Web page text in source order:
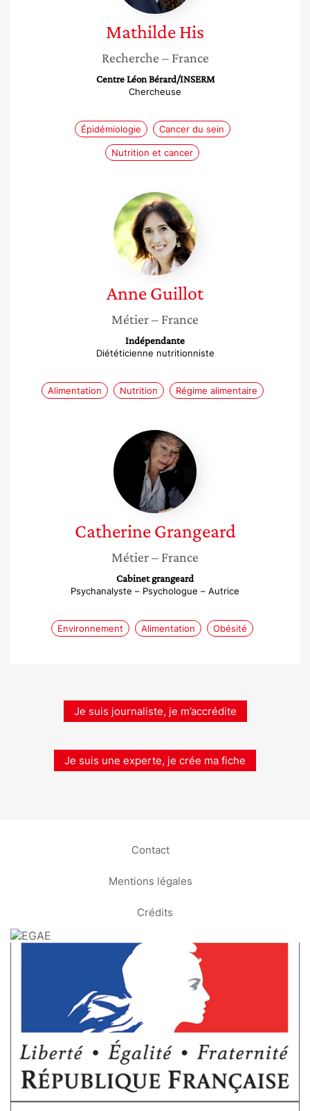
MathildeHis
Recherche – France
Centre Léon Bérard/INSERM
Chercheuse
Épidémiologie Cancer du sein
Nutrition et cancer
Anne
Guillot
AnneGuillot
Métier– France
Indépendante
Diététicienne nutritionniste
Alimentation Nutrition Régime alimentaire
Catherine
Grangeard
Catherine Grangeard
Métier– France
Cabinet grangeard
Psychanalyste – Psychologue – Autrice
Environnement Alimentation Obésité
Je suis journaliste, je m’accrédite
Je suis une experte, je crée ma fiche
Contact
Mentions légales
Crédits